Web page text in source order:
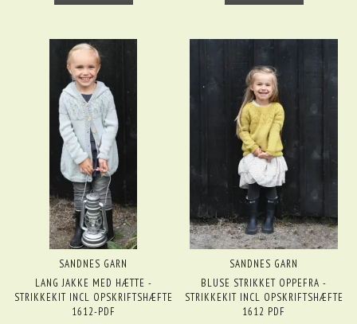
SANDNES GARN
LANG JAKKE MED HÆTTE -
STRIKKEKIT INCL OPSKRIFTSHÆFTE
1612-PDF
SANDNES GARN
BLUSE STRIKKET OPPEFRA -
STRIKKEKIT INCL OPSKRIFTSHÆFTE
1612 PDF